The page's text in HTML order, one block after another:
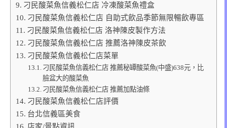
刁民酸菜魚信義松仁店 冷凍酸菜魚禮盒
刁民酸菜魚信義松仁店 自助式飲品季節無限暢飲專區
刁民酸菜魚信義松仁店 洛神陳皮製作方法
刁民酸菜魚信義松仁店 推薦洛神陳皮茶飲
刁民酸菜魚信義松仁店菜單
刁民酸菜魚信義松仁店 推薦秘罈酸菜魚(中盛)638元，比
臉盆大的酸菜魚
刁民酸菜魚信義松仁店 推薦加點油條
刁民酸菜魚信義松仁店評價
台北信義區美食